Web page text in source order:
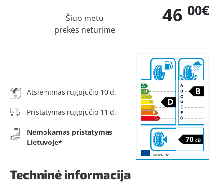
46 00€
Šiuo metu
prekės neturime
Atsiėmimas rugpjūčio 10 d.
Pristatymas rugpjūčio 11 d.
Nemokamas pristatymas
Lietuvoje*
Techninė informacija